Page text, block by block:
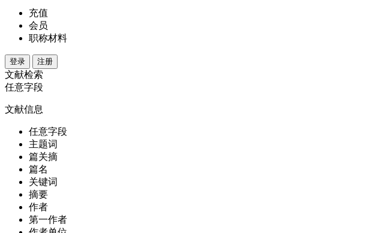
充值
会员
职称材料
登录 注册
文献检索
任意字段
文献信息
任意字段
主题词
篇关摘
篇名
关键词
摘要
作者
第一作者